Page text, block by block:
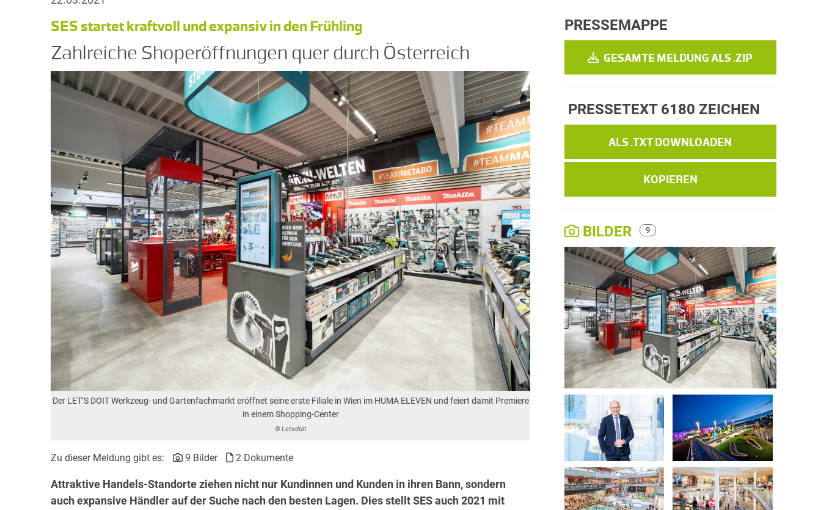
SES startet kraftvoll und expansiv in den Frühling
Zahlreiche Shoperöffnungen quer durch Österreich
Der LET’S DOIT Werkzeug- und Gartenfachmarkt eröffnet seine erste Filiale in Wien im HUMA ELEVEN und feiert damit Premiere
in einem Shopping-Center
© Letsdoit
Zu dieser Meldung gibt es: 9 Bilder 2 Dokumente
Attraktive Handels-Standorte ziehen nicht nur Kundinnen und Kunden in ihren Bann, sondern
auch expansive Händler auf der Suche nach den besten Lagen. Dies stellt SES auch 2021 mit
PRESSEMAPPE
GESAMTE MELDUNG ALS .ZIP
PRESSETEXT 6180 ZEICHEN
ALS .TXT DOWNLOADEN
KOPIEREN
BILDER 9